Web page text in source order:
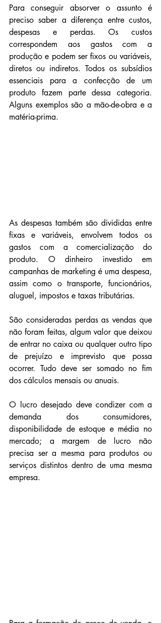
Para conseguir absorver o assunto é
preciso saber a diferença entre custos,
despesas e perdas. Os custos
correspondem aos gastos com a
produção e podem ser fixos ou variáveis,
diretos ou indiretos. Todos os subsídios
essenciais para a confecção de um
produto fazem parte dessa categoria.
Alguns exemplos são a mão-de-obra e a
matéria-prima.
As despesas também são divididas entre
fixas e variáveis, envolvem todos os
gastos com a comercialização do
produto. O dinheiro investido em
campanhas de marketing é uma despesa,
assim como o transporte, funcionários,
aluguel, impostos e taxas tributárias.
São consideradas perdas as vendas que
não foram feitas, algum valor que deixou
de entrar no caixa ou qualquer outro tipo
de prejuízo e imprevisto que possa
ocorrer. Tudo deve ser somado no fim
dos cálculos mensais ou anuais.
O lucro desejado deve condizer com a
demanda dos consumidores,
disponibilidade de estoque e média no
mercado; a margem de lucro não
precisa ser a mesma para produtos ou
serviços distintos dentro de uma mesma
empresa.